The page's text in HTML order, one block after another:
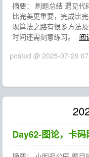
摘要： 刷题总结 遇见代
比完美更重要，完成比
现算法之路有很多方法
时间还需刻意练习。
阅
posted @ 2025-07-29
Day62-图论，卡